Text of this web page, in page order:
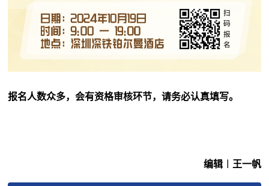
报名人数众多，会有资格审核环节，请务必认真填写。
编辑︱王一帆